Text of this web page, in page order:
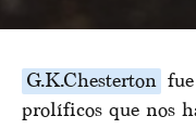
G.K.Chesterton
prolíficos que nos